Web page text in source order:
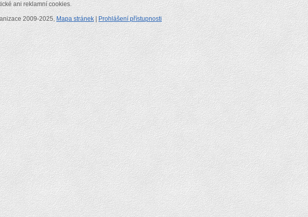
ani reklamní cookies.
2009-2025, Mapa stránek|Prohlášení přístupnosti